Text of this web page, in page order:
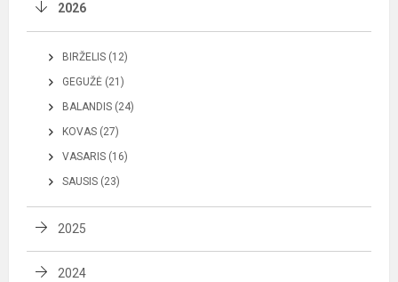
2026
BIRŽELIS (12)
GEGUŽĖ (21)
BALANDIS (24)
KOVAS (27)
VASARIS (16)
SAUSIS (23)
2025
2024